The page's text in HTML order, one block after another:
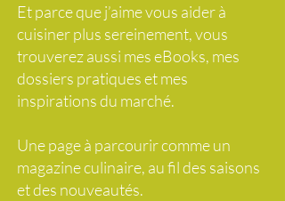
Et parce que j’aime vous aider à
cuisiner plus sereinement, vous
trouverez aussi mes eBooks, mes
dossiers pratiques et mes
inspirations du marché.
Une page à parcourir comme un
magazine culinaire, au fil des saisons
et des nouveautés.